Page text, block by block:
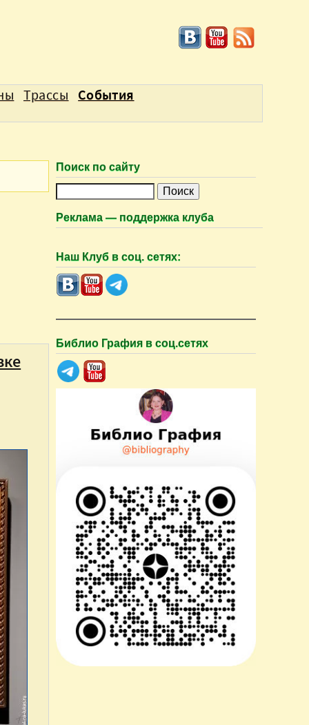
Трассы События
Поиск по сайту
и
к
Реклама — поддержка клуба
Наш Клуб в соц. сетях:
Библио Графия в соц.сетях